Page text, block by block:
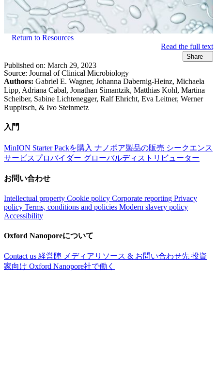
Return to Resources
Read the full text
Share
Published on: March 29, 2023
Source: Journal of Clinical Microbiology
Authors: Gabriel E. Wagner, Johanna Dabernig-Heinz, Michaela
Lipp, Adriana Cabal, Jonathan Simantzik, Matthias Kohl, Martina
Scheiber, Sabine Lichtenegger, Ralf Ehricht, Eva Leitner, Werner
Ruppitsch, & Ivo Steinmetz
入門
MinION Starter Packを購入 ナノポア製品の販売 シークエンス
サービスプロバイダー グローバルディストリビューター
お問い合わせ
Intellectual property Cookie policy Corporate reporting Privacy
policy Terms, conditions and policies Modern slavery policy
Accessibility
Oxford Nanoporeについて
Contact us 経営陣 メディアリソース & お問い合わせ先 投資
家向け Oxford Nanopore社で働く